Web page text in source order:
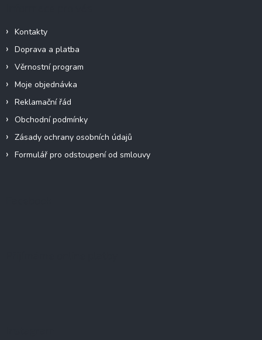
Kontakty
Doprava a platba
Věrnostní program
Moje objednávka
Reklamační řád
Obchodní podmínky
Zásady ochrany osobních údajů
Formulář pro odstoupení od smlouvy